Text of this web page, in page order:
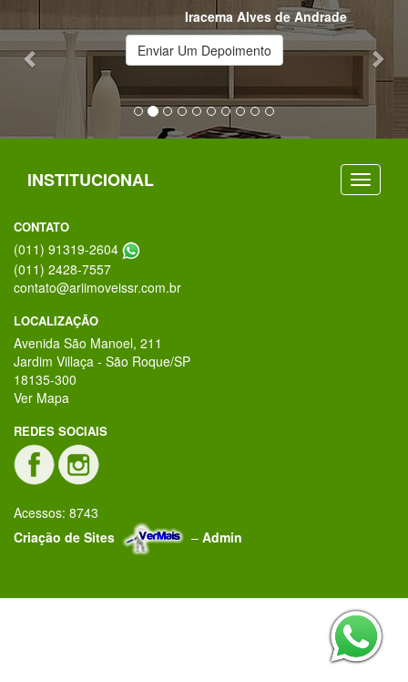
Iracema Alves de Andrade
Enviar Um Depoimento
INSTITUCIONAL
CONTATO
(011) 91319-2604
(011) 2428-7557
contato@ariimoveissr.com.br
LOCALIZAÇÃO
Avenida São Manoel, 211
Jardim Villaça - São Roque/SP
18135-300
Ver Mapa
REDES SOCIAIS
Acessos: 8743
Criação de Sites
– Admin